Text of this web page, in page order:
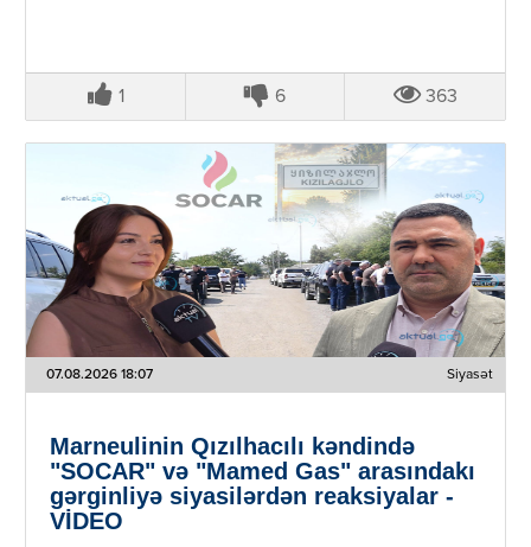
1 6 363
07.08.2026 18:07 Siyasət
Marneulinin Qızılhacılı kəndində
"SOCAR" və "Mamed Gas" arasındakı
gərginliyə siyasilərdən reaksiyalar -
VİDEO